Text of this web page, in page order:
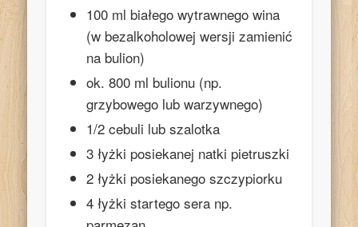
100 ml białego wytrawnego wina
(w bezalkoholowej wersji zamienić
na bulion)
ok. 800 ml bulionu (np.
grzybowego lub warzywnego)
1/2 cebuli lub szalotka
3 łyżki posiekanej natki pietruszki
2 łyżki posiekanego szczypiorku
4 łyżki startego sera np.